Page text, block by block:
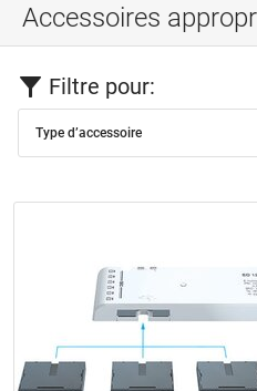
Accessoires
Filtre pour:
Type d’accessoire